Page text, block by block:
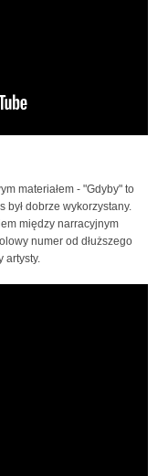
materiałem - "Gdyby" to
był dobrze wykorzystany.
między narracyjnym
numer od dłuższego
artysty.